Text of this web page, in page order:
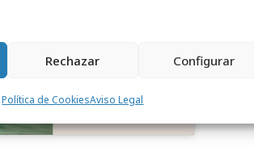
Rechazar Configurar
Política de CookiesAviso Legal